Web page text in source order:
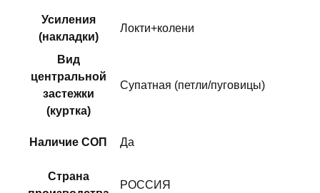
Усиления
(накладки)
Локти+колени
Вид
центральной
застежки
(куртка)
Супатная (петли/пуговицы)
Наличие СОП Да
Страна
РОССИЯ